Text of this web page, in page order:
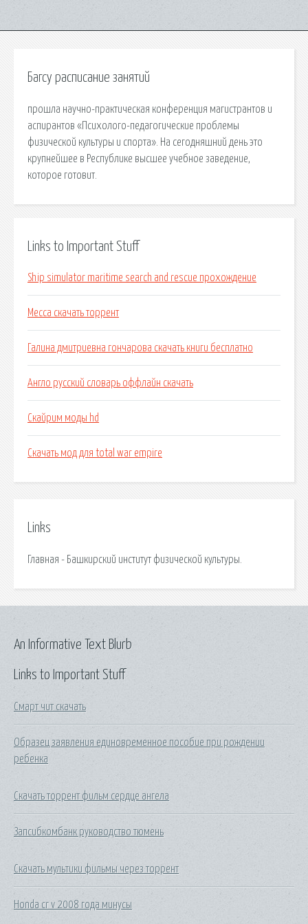
Багсу расписание занятий
прошла научно-практическая конференция магистрантов и
аспирантов «Психолого-педагогические проблемы
физической культуры и спорта». На сегодняшний день это
крупнейшее в Республике высшее учебное заведение,
которое готовит.
Links to Important Stuff
Ship simulator maritime search and rescue прохождение
Месса скачать торрент
Галина дмитриевна гончарова скачать книги бесплатно
Англо русский словарь оффлайн скачать
Скайрим моды hd
Скачать мод для total war empire
Links
Главная - Башкирский институт физической культуры.
Links to Important Stuff
Смарт чит скачать
Образец заявления единовременное пособие при рождении
ребенка
Скачать торрент фильм сердце ангела
Запсибкомбанк руководство тюмень
Скачать мультики фильмы через торрент
Honda cr v 2008 года минусы
An Informative Text Blurb